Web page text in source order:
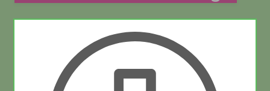
Test Covid
Actuellement fermé